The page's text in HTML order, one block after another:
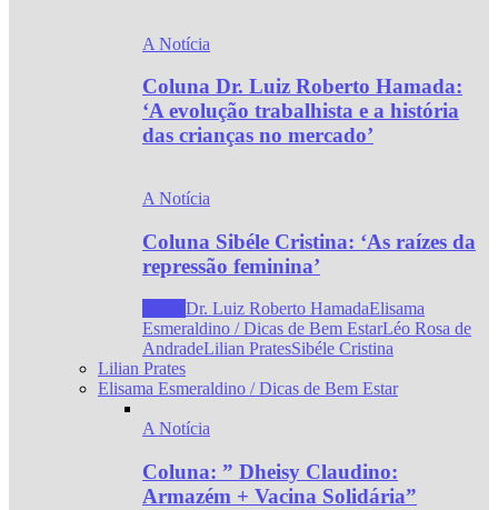
A Notícia
Coluna Dr. Luiz Roberto Hamada:
‘A evolução trabalhista e a história
das crianças no mercado’
A Notícia
Coluna Sibéle Cristina: ‘As raízes da
repressão feminina’
Dr. Luiz Roberto HamadaElisama
Esmeraldino / Dicas de Bem EstarLéo Rosa de
AndradeLilian PratesSibéle Cristina
Lilian Prates
Elisama Esmeraldino / Dicas de Bem Estar
A Notícia
Coluna: ” Dheisy Claudino:
Armazém + Vacina Solidária”